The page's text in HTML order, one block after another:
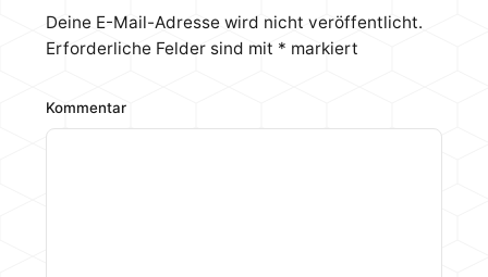
der selben Preisregion mit ähnlichem
Deine E-Mail-Adresse wird nicht veröffentlicht.
Erforderliche Felder sind mit * markiert
Kommentar